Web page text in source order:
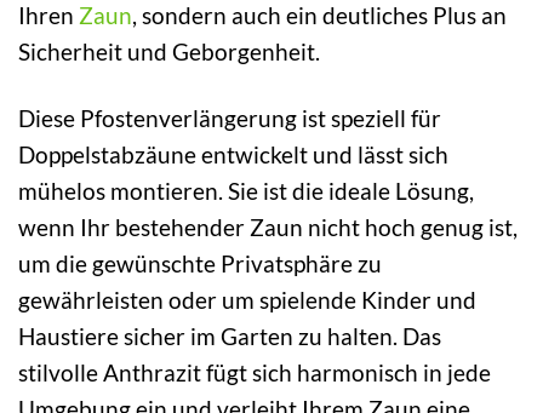
Ihren Zaun, sondern auch ein deutliches Plus an
Sicherheit und Geborgenheit.
Diese Pfostenverlängerung ist speziell für
Doppelstabzäune entwickelt und lässt sich
mühelos montieren. Sie ist die ideale Lösung,
wenn Ihr bestehender Zaun nicht hoch genug ist,
um die gewünschte Privatsphäre zu
gewährleisten oder um spielende Kinder und
Haustiere sicher im Garten zu halten. Das
stilvolle Anthrazit fügt sich harmonisch in jede